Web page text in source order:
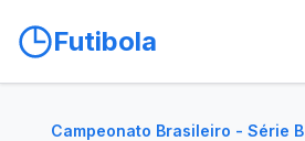
Futibola
Campeonato Brasileiro - Série B